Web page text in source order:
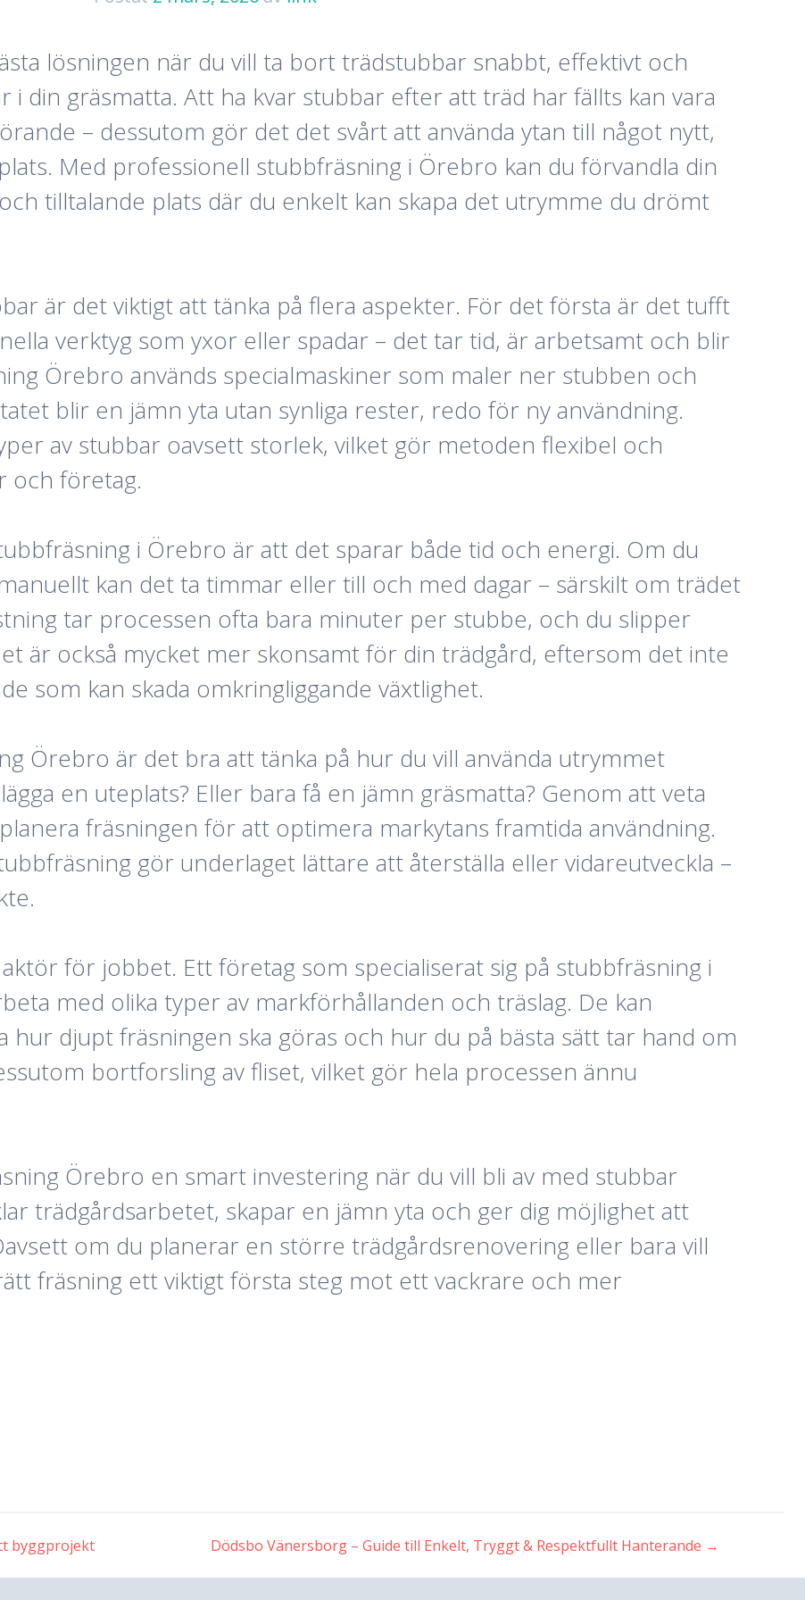
lösningen när du vill ta bort trädstubbar snabbt, effektivt och
i din gräsmatta. Att ha kvar stubbar efter att träd har fällts kan vara
– dessutom gör det det svårt att använda ytan till något nytt,
Med professionell stubbfräsning i Örebro kan du förvandla din
tilltalande plats där du enkelt kan skapa det utrymme du drömt
är det viktigt att tänka på flera aspekter. För det första är det tufft
verktyg som yxor eller spadar – det tar tid, är arbetsamt och blir
Örebro används specialmaskiner som maler ner stubben och
blir en jämn yta utan synliga rester, redo för ny användning.
av stubbar oavsett storlek, vilket gör metoden flexibel och
och företag.
i Örebro är att det sparar både tid och energi. Om du
kan det ta timmar eller till och med dagar – särskilt om trädet
tar processen ofta bara minuter per stubbe, och du slipper
är också mycket mer skonsamt för din trädgård, eftersom det inte
som kan skada omkringliggande växtlighet.
Örebro är det bra att tänka på hur du vill använda utrymmet
en uteplats? Eller bara få en jämn gräsmatta? Genom att veta
fräsningen för att optimera markytans framtida användning.
gör underlaget lättare att återställa eller vidareutveckla –
för jobbet. Ett företag som specialiserat sig på stubbfräsning i
med olika typer av markförhållanden och träslag. De kan
hur djupt fräsningen ska göras och hur du på bästa sätt tar hand om
bortforsling av fliset, vilket gör hela processen ännu
Örebro en smart investering när du vill bli av med stubbar
trädgårdsarbetet, skapar en jämn yta och ger dig möjlighet att
om du planerar en större trädgårdsrenovering eller bara vill
fräsning ett viktigt första steg mot ett vackrare och mer
byggprojekt Dödsbo Vänersborg – Guide till Enkelt, Tryggt & Respektfullt Hanterande →